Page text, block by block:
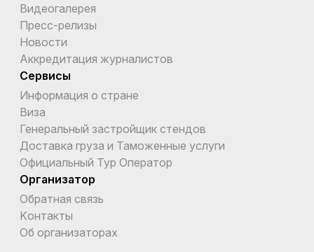
Видеогалерея
Пресс-релизы
Новости
Аккредитация журналистов
Сервисы
Информация о стране
Виза
Генеральный застройщик стендов
Доставка груза и Таможенные услуги
Официальный Тур Оператор
Организатор
Обратная связь
Kонтакты
Об организаторах